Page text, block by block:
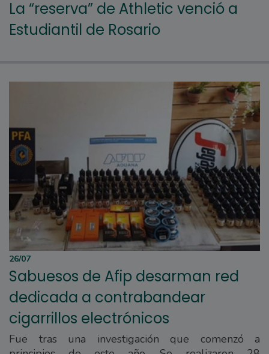
La “reserva” de Athletic venció a
Estudiantil de Rosario
26/07
Sabuesos de Afip desarman red
dedicada a contrabandear
cigarrillos electrónicos
Fue tras una investigación que comenzó a